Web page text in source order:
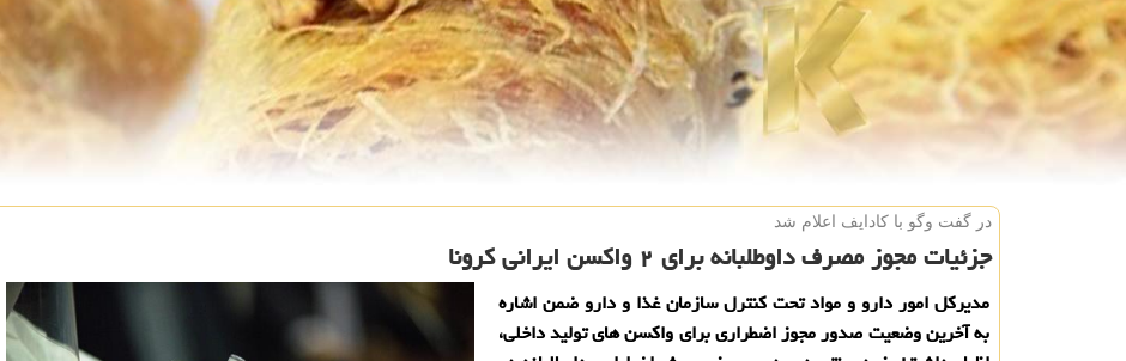
در گفت وگو با كادایف اعلام شد
جزئیات مجوز مصرف داوطلبانه برای ۲ واكسن ایرانی كرونا
مدیرکل امور دارو و مواد تحت کنترل سازمان غذا و دارو ضمن اشاره
به آخرین وضعیت صدور مجوز اضطراری برای واکسن های تولید داخلی،